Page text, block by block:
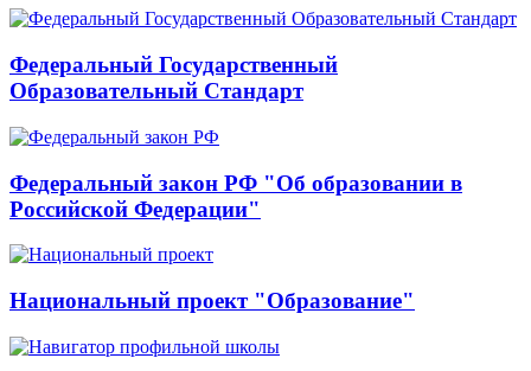
Федеральный Государственный
Образовательный Стандарт
Федеральный закон РФ "Об образовании в
Российской Федерации"
Национальный проект "Образование"